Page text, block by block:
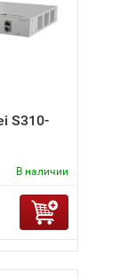
S310-
В наличии